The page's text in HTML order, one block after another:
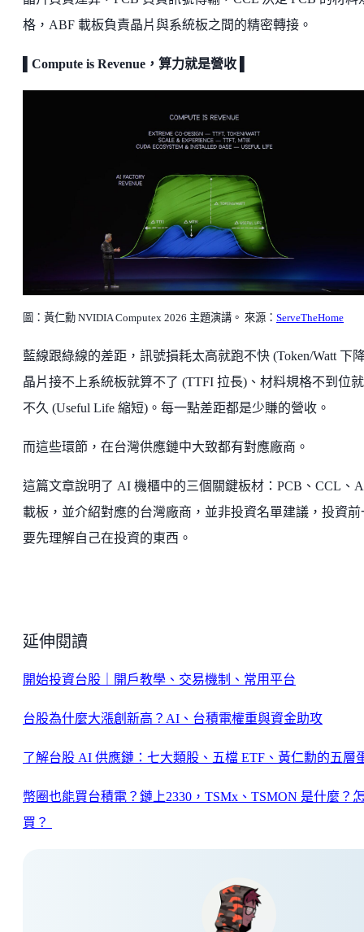
格，ABF 載板負責晶片與系統板之間的精密轉接。
▌Compute is Revenue，算力就是營收 ▌
圖：黃仁勳 NVIDIA Computex 2026 主題演講。 來源： ServeTheHome
藍線跟綠線的差距，訊號損耗太高就跑不快 (Token/Watt 下
晶片接不上系統板就算不了 (TTFI 拉長)、材料規格不到位
不久 (Useful Life 縮短)。每一點差距都是少賺的營收。
而這些環節，在台灣供應鏈中大致都有對應廠商。
這篇文章說明了 AI 機櫃中的三個關鍵板材：PCB、CCL、
載板，並介紹對應的台灣廠商，並非投資名單建議，投資前
要先理解自己在投資的東西。
延伸閱讀
開始投資台股｜開戶教學、交易機制、常用平台
台股為什麼大漲創新高？AI、台積電權重與資金助攻
了解台股 AI 供應鏈：七大類股、五檔 ETF、黃仁勳的五層
幣圈也能買台積電？鏈上2330，TSMx、TSMON 是什麼？
買？